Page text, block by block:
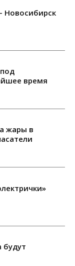
Новосибирск
время
жары в
будут